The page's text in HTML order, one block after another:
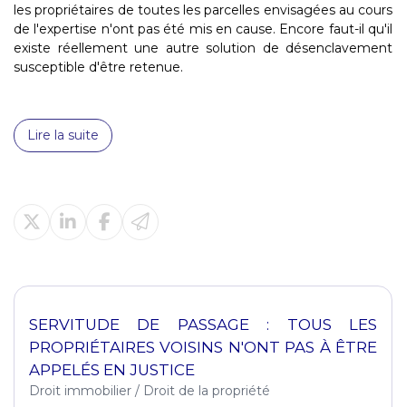
les propriétaires de toutes les parcelles envisagées au cours
de l'expertise n'ont pas été mis en cause. Encore faut-il qu'il
existe réellement une autre solution de désenclavement
susceptible d'être retenue.
Lire la suite
SERVITUDE DE PASSAGE : TOUS LES
PROPRIÉTAIRES VOISINS N'ONT PAS À ÊTRE
APPELÉS EN JUSTICE
Droit immobilier / Droit de la propriété